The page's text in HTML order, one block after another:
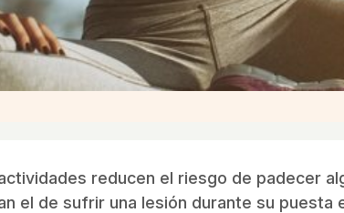
reducen el riesgo de padecer
el de sufrir una lesión durante su puesta